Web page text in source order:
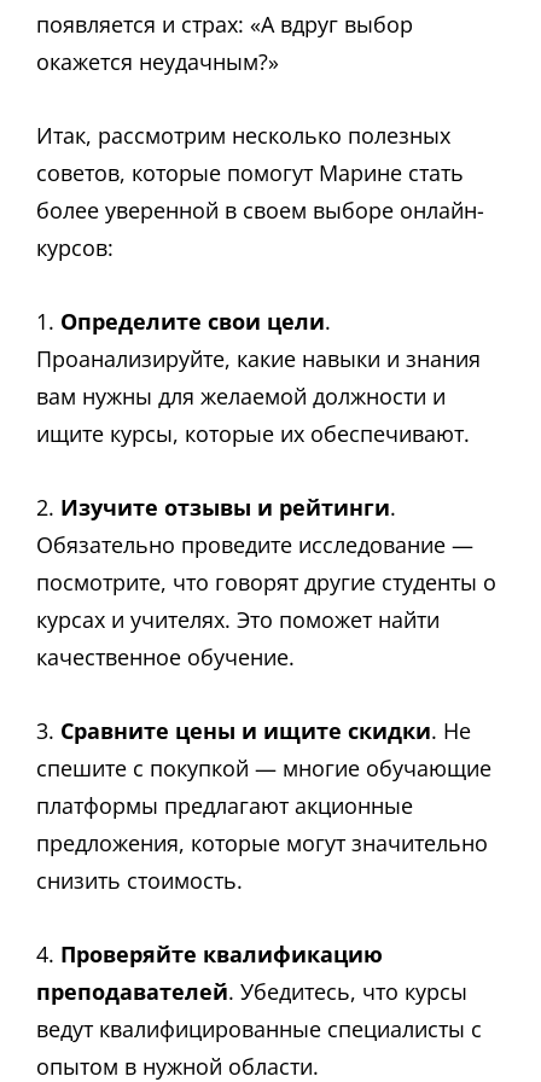
появляется и страх: «А вдруг выбор
окажется неудачным?»
Итак, рассмотрим несколько полезных
советов, которые помогут Марине стать
более уверенной в своем выборе онлайн-
курсов:
1. Определите свои цели.
Проанализируйте, какие навыки и знания
вам нужны для желаемой должности и
ищите курсы, которые их обеспечивают.
2. Изучите отзывы и рейтинги.
Обязательно проведите исследование —
посмотрите, что говорят другие студенты о
курсах и учителях. Это поможет найти
качественное обучение.
3. Сравните цены и ищите скидки. Не
спешите с покупкой — многие обучающие
платформы предлагают акционные
предложения, которые могут значительно
снизить стоимость.
4. Проверяйте квалификацию
преподавателей. Убедитесь, что курсы
ведут квалифицированные специалисты с
опытом в нужной области.